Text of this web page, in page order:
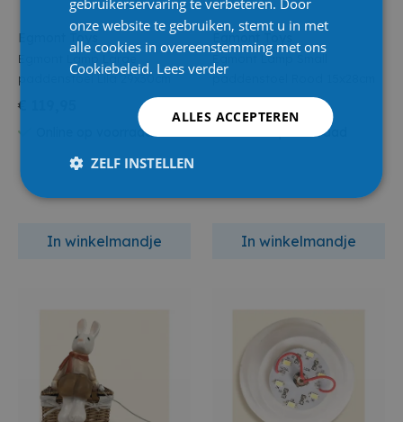
Egmont Toys
Egmont Lamp Large
paddenstoel Lila 29x30cm
€ 119,95
Online op voorraad
In winkelmandje
Egmont Toys
Egmont Lamp Small
paddenstoel Rood 15x28cm
Online op voorraad
In winkelmandje
onze website te gebruiken, stemt u in met
alle cookies in overeenstemming met ons
Cookiebeleid. Lees verder
ALLES ACCEPTEREN
ZELF INSTELLEN